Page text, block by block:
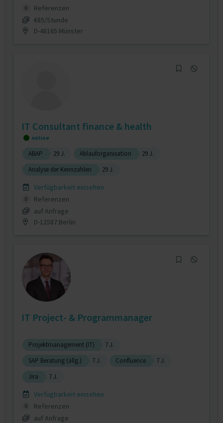
0
Referenzen
€85/Stunde
D-48165 Münster
IT Consultant finance & health
online
ABAP 29 J. Ablauforganisation
29 J.
Analyse der Kennzahlen
29 J.
Verfügbarkeit einsehen
0
Referenzen
auf Anfrage
D-12587 Berlin
IT Project- & Programmanager
Projektmanagement (IT)
7 J.
SAP Beratung (allg.)
7 J. Confluence
7 J.
Jira
7 J.
Verfügbarkeit einsehen
0
Referenzen
auf Anfrage